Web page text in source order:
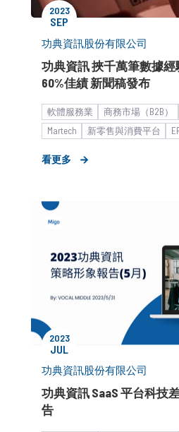
2023
SEP
功典資訊股份有限公司
功典資訊 挾千萬筆數據
60%佳績 新聞稿發布
軟體服務業 商務市場（B2B）
Martech
新零售與消費平台
看更多
2023
JUL
功典資訊股份有限公司
功典資訊 SaaS 平台科技
告